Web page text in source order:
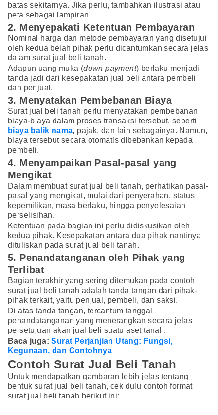
batas sekitarnya. Jika perlu, tambahkan ilustrasi atau
peta sebagai lampiran.
2. Menyepakati Ketentuan Pembayaran
Nominal harga dan metode pembayaran yang disetujui
oleh kedua belah pihak perlu dicantumkan secara jelas
dalam surat jual beli tanah.
Adapun uang muka (down payment) berlaku menjadi
tanda jadi dari kesepakatan jual beli antara pembeli
dan penjual.
3. Menyatakan Pembebanan Biaya
Surat jual beli tanah perlu menyatakan pembebanan
biaya-biaya dalam proses transaksi tersebut, seperti
biaya balik nama, pajak, dan lain sebagainya. Namun,
biaya tersebut secara otomatis dibebankan kepada
pembeli.
4. Menyampaikan Pasal-pasal yang
Mengikat
Dalam membuat surat jual beli tanah, perhatikan pasal-
pasal yang mengikat, mulai dari penyerahan, status
kepemilikan, masa berlaku, hingga penyelesaian
perselisihan.
Ketentuan pada bagian ini perlu didiskusikan oleh
kedua pihak. Kesepakatan antara dua pihak nantinya
dituliskan pada surat jual beli tanah.
5. Penandatanganan oleh Pihak yang
Terlibat
Bagian terakhir yang sering ditemukan pada contoh
surat jual beli tanah adalah tanda tangan dari pihak-
pihak terkait, yaitu penjual, pembeli, dan saksi.
Di atas tanda tangan, tercantum tanggal
penandatanganan yang menerangkan secara jelas
persetujuan akan jual beli suatu aset tanah.
Baca juga:Surat Perjanjian Utang: Fungsi,
Kegunaan, dan Contohnya
Contoh Surat Jual Beli Tanah
Untuk mendapatkan gambaran lebih jelas tentang
bentuk surat jual beli tanah, cek dulu contoh format
surat jual beli tanah berikut ini: